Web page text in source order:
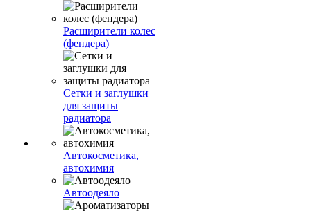
Расширители колес
(фендера)
Сетки и заглушки
для защиты
радиатора
Автокосметика,
автохимия
Автоодеяло